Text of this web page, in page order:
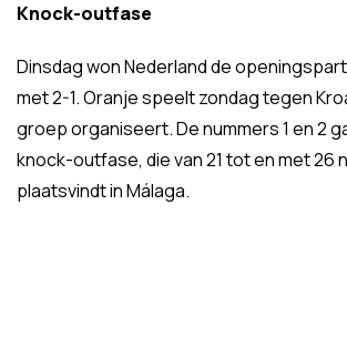
Knock-outfase
Dinsdag won Nederland de
met 2-1. Oranje speelt zondag tegen
groep organiseert. De nummers 1 en 2
knock-outfase, die van 21 tot en met 26
plaatsvindt in Málaga.